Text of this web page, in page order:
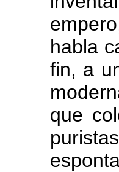
habla
fin, a
que